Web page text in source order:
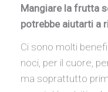
Mangiare la frutta
potrebbe aiutarti a
Ci sono molti
noci, per il cuore,
ma soprattutto